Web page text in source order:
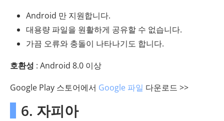
Android 만 지원합니다.
대용량 파일을 원활하게 공유할 수 없습니다.
가끔 오류와 충돌이 나타나기도 합니다.
호환성 : Android 8.0 이상
Google Play 스토어에서 Google 파일 다운로드 >>
6. 자피아